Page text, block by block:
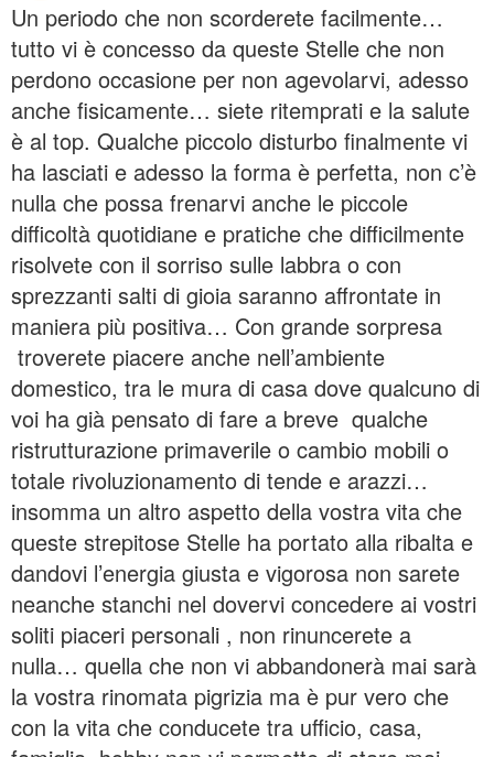
Un periodo che non scorderete facilmente…
tutto vi è concesso da queste Stelle che non
perdono occasione per non agevolarvi, adesso
anche fisicamente… siete ritemprati e la salute
è al top. Qualche piccolo disturbo finalmente vi
ha lasciati e adesso la forma è perfetta, non c’è
nulla che possa frenarvi anche le piccole
difficoltà quotidiane e pratiche che difficilmente
risolvete con il sorriso sulle labbra o con
sprezzanti salti di gioia saranno affrontate in
maniera più positiva… Con grande sorpresa
troverete piacere anche nell’ambiente
domestico, tra le mura di casa dove qualcuno di
voi ha già pensato di fare a breve qualche
ristrutturazione primaverile o cambio mobili o
totale rivoluzionamento di tende e arazzi…
insomma un altro aspetto della vostra vita che
queste strepitose Stelle ha portato alla ribalta e
dandovi l’energia giusta e vigorosa non sarete
neanche stanchi nel dovervi concedere ai vostri
soliti piaceri personali , non rinuncerete a
nulla… quella che non vi abbandonerà mai sarà
la vostra rinomata pigrizia ma è pur vero che
con la vita che conducete tra ufficio, casa,